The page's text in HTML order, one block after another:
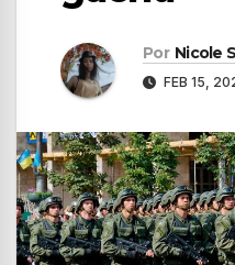
Por Nicole
FEB 15,